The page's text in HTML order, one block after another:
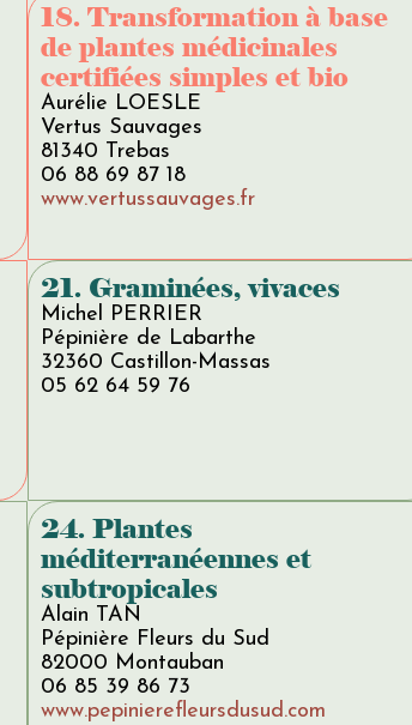
18. Transformation à base
de plantes médicinales
certifiées simples et bio
Aurélie LOESLE
Vertus Sauvages
81340 Trebas
06 88 69 87 18
www.vertussauvages.fr
21. Graminées, vivaces
Michel PERRIER
Pépinière de Labarthe
32360 Castillon-Massas
05 62 64 59 76
24. Plantes
méditerranéennes et
subtropicales
Alain TAN
Pépinière Fleurs du Sud
82000 Montauban
06 85 39 86 73
www.pepinierefleursdusud.com